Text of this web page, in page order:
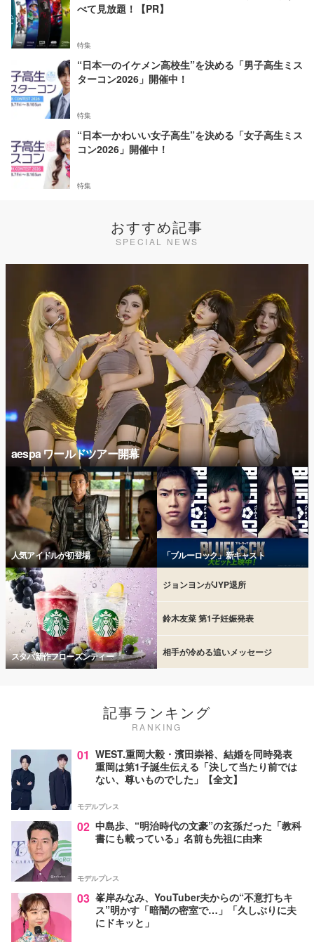
べて見放題！【PR】
特集
“日本一のイケメン高校生”を決める「男子高生ミス
ターコン2026」開催中！
特集
“日本一かわいい女子高生”を決める「女子高生ミス
コン2026」開催中！
特集
おすすめ記事
SPECIAL NEWS
aespa ワールドツアー開幕
人気アイドルが初登場 「ブルーロック」新キャスト
スタバ新作フローズンティー
ジョンヨンがJYP退所
鈴木友菜 第1子妊娠発表
相手が冷める追いメッセージ
記事ランキング
RANKING
01 WEST.重岡大毅・濱田崇裕、結婚を同時発表
重岡は第1子誕生伝える「決して当たり前では
ない、尊いものでした」【全文】
モデルプレス
02 中島歩、“明治時代の文豪”の玄孫だった「教科
書にも載っている」名前も先祖に由来
モデルプレス
03 峯岸みなみ、YouTuber夫からの“不意打ちキ
ス”明かす「暗闇の密室で…」「久しぶりに夫
にドキッと」